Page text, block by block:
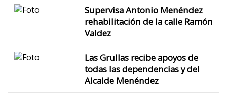
Supervisa Antonio Menéndez
rehabilitación de la calle Ramón
Valdez
Las Grullas recibe apoyos de
todas las dependencias y del
Alcalde Menéndez